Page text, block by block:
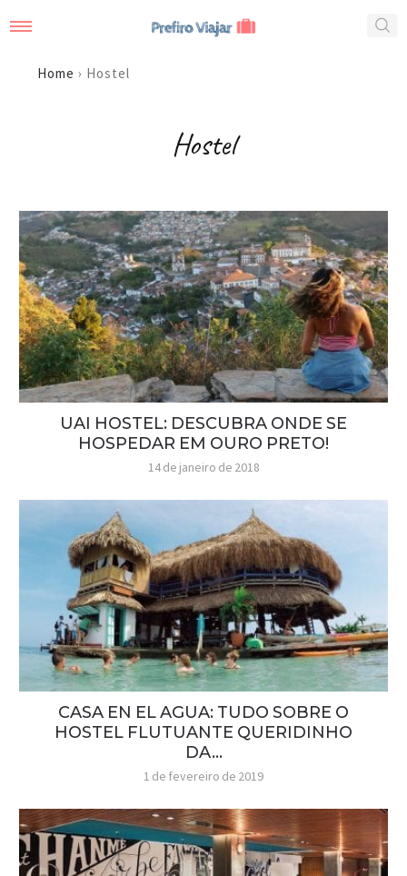
Home › Hostel
Hostel
UAI HOSTEL: DESCUBRA ONDE SE
HOSPEDAR EM OURO PRETO!
14 de janeiro de 2018
CASA EN EL AGUA: TUDO SOBRE O
HOSTEL FLUTUANTE QUERIDINHO
DA...
1 de fevereiro de 2019